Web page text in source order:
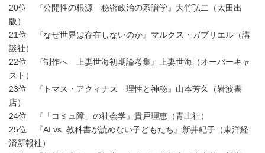
20位 『公開性の根源 秘密政治の系譜学』大竹弘二（太田出
版）
21位 『なぜ世界は存在しないのか』マルクス・ガブリエル（講
談社）
22位 『制作へ 上妻世海初期論考集』上妻世海（オーバーキャ
スト）
23位 『トマス・アクィナス 理性と神秘』山本芳久（岩波書
店）
24位 『「コミュ障」の社会学』貴戸理恵（青土社）
25位 『AI vs. 教科書が読めない子どもたち』新井紀子（東洋経
済新報社）